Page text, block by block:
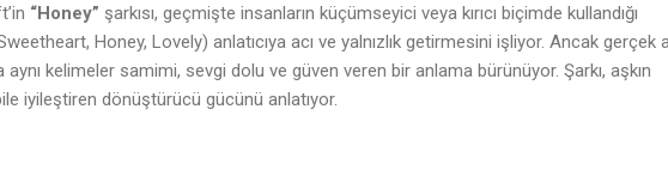
“Honey” şarkısı, geçmişte insanların küçümseyici veya kırıcı biçimde kullandığı
Honey, Lovely) anlatıcıya acı ve yalnızlık getirmesini işliyor. Ancak gerçek
aynı kelimeler samimi, sevgi dolu ve güven veren bir anlama bürünüyor. Şarkı, aşkın
iyileştiren dönüştürücü gücünü anlatıyor.